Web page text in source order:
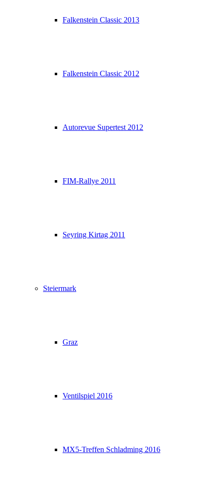
Falkenstein Classic 2013
Falkenstein Classic 2012
Autorevue Supertest 2012
FIM-Rallye 2011
Seyring Kirtag 2011
Steiermark
Graz
Ventilspiel 2016
MX5-Treffen Schladming 2016